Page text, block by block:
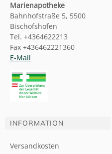
Marienapotheke
Bahnhofstraße 5, 5500
Bischofshofen
Tel. +4364622213
Fax +436462221360
E-Mail
INFORMATION
Versandkosten